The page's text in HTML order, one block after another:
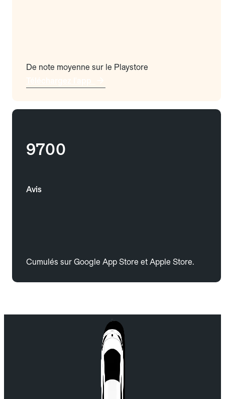
De note moyenne sur le Playstore
9700
Avis
Cumulés sur Google App Store et Apple Store.